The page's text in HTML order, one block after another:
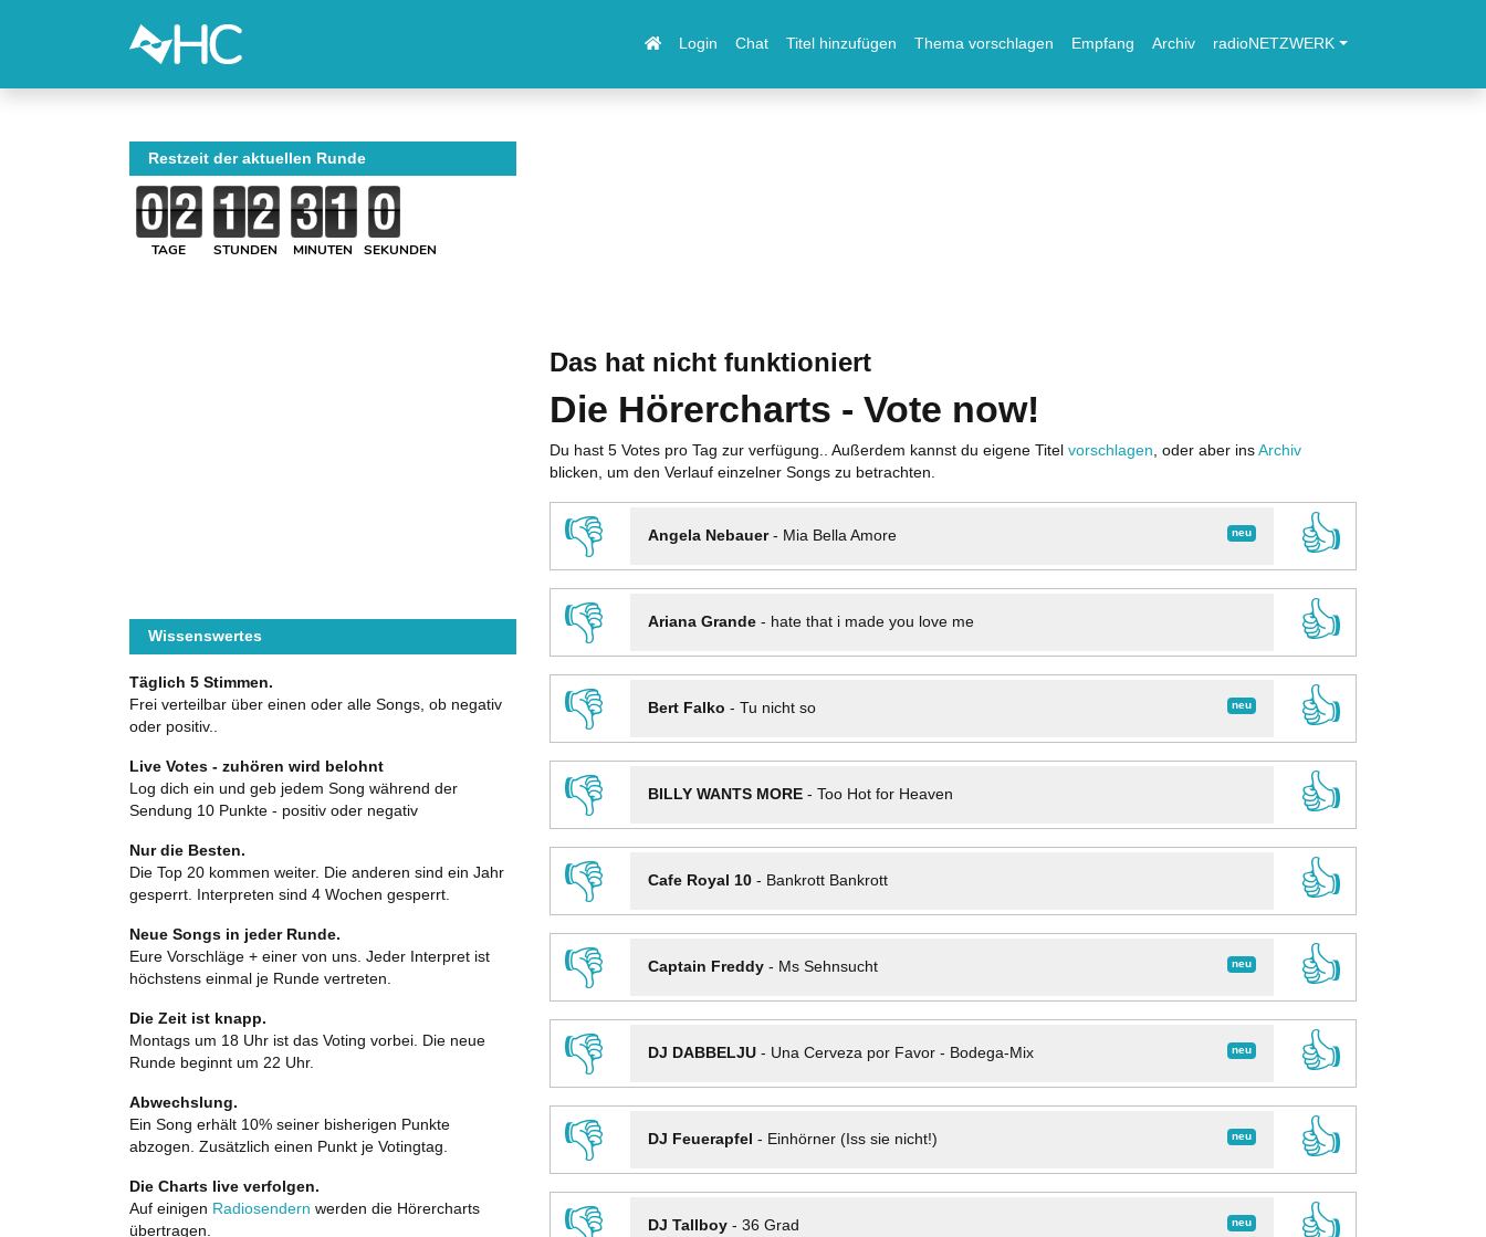
Login Chat Titel hinzufügen Thema vorschlagen Empfang Archiv radioNETZWERK
Das hat nicht funktioniert
Die Hörercharts - Vote now!
Du hast 5 Votes pro Tag zur verfügung.. Außerdem kannst du eigene Titel vorschlagen , oder aber ins Archiv
blicken, um den Verlauf einzelner Songs zu betrachten.
👎 neu
Angela Nebauer- Mia Bella Amore
👍
👎
Ariana Grande- hate that i made you love me
👍
👎
neu
Bert Falko - Tu nicht so
👍
👎
BILLY WANTS MORE- Too Hot for Heaven
👍
👎
Cafe Royal 10- Bankrott Bankrott
👍
👎
neu
Captain Freddy- Ms Sehnsucht
👍
👎
neu
DJ DABBELJU- Una Cerveza por Favor - Bodega-Mix
👍
👎
neu
DJ Feuerapfel - Einhörner (Iss sie nicht!)
👍
👎
neu
DJ Tallboy- 36 Grad
👍
Restzeit der aktuellen Runde
TAGE STUNDEN MINUTEN SEKUNDEN
Wissenswertes
Täglich 5 Stimmen.
Frei verteilbar über einen oder alle Songs, ob negativ
oder positiv..
Live Votes - zuhören wird belohnt
Log dich ein und geb jedem Song während der
Sendung 10 Punkte - positiv oder negativ
Nur die Besten.
Die Top 20 kommen weiter. Die anderen sind ein Jahr
gesperrt. Interpreten sind 4 Wochen gesperrt.
Neue Songs in jeder Runde.
Eure Vorschläge + einer von uns. Jeder Interpret ist
höchstens einmal je Runde vertreten.
Die Zeit ist knapp.
Montags um 18 Uhr ist das Voting vorbei. Die neue
Runde beginnt um 22 Uhr.
Abwechslung.
Ein Song erhält 10% seiner bisherigen Punkte
abzogen. Zusätzlich einen Punkt je Votingtag.
Die Charts live verfolgen.
Auf einigen Radiosendern werden die Hörercharts
übertragen.